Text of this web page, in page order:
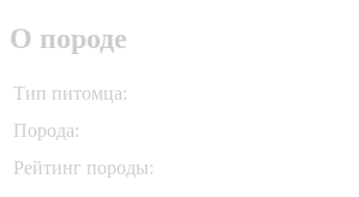
О породе
Тип питомца:
Порода:
Рейтинг породы: